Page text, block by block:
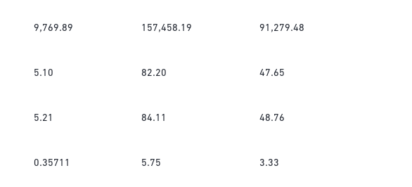
9,769.89 157,458.19 91,279.48
5.10 82.20 47.65
5.21 84.11 48.76
0.35711 5.75 3.33